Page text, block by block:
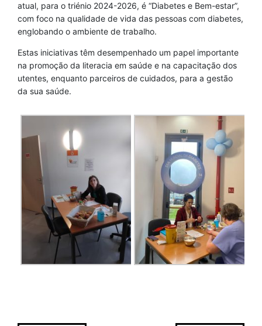
atual, para o triénio 2024-2026, é “Diabetes e Bem-estar”,
com foco na qualidade de vida das pessoas com diabetes,
englobando o ambiente de trabalho.
Estas iniciativas têm desempenhado um papel importante
na promoção da literacia em saúde e na capacitação dos
utentes, enquanto parceiros de cuidados, para a gestão
da sua saúde.